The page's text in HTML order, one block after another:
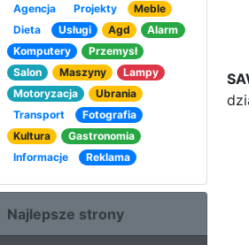
Agencja
Projekty
Meble
Dieta
Usługi Agd
Alarm
Komputery
Przemysł
Salon
Maszyny
Lampy
Motoryzacja
Ubrania
Transport
Fotografia
Kultura
Gastronomia
Informacje
Reklama
Najlepsze strony